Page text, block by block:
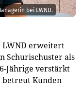
bei LWND.
LWND erweitert
Schurischuster als
Jährige verstärkt
betreut Kunden